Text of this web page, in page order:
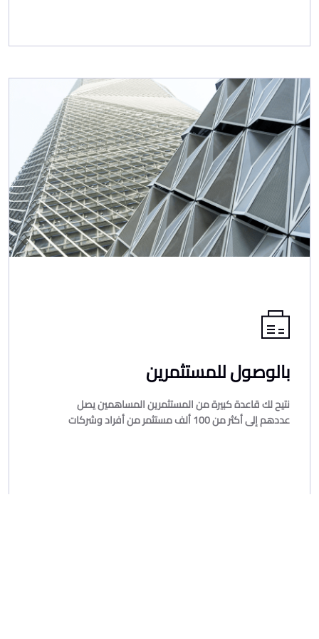
بالوصول للمستثمرين
نتيح لك قاعدة كبيرة من المستثمرين المساهمين يصل
عددهم إلى أكثر من 100 ألف مستثمر من أفراد وشركات